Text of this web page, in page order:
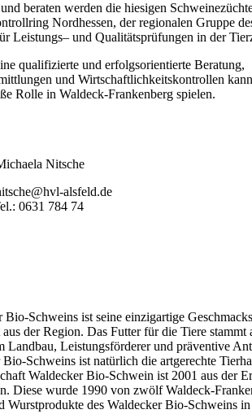
beraten werden die hiesigen
Nordhessen, der regionalen Gruppe
Leistungs– und Qualitätsprüfungen in der
qualifizierte und erfolgsorientierte Beratung,
und Wirtschaftlichkeitskontrollen
Rolle in Waldeck-Frankenberg spielen.
Michaela
alsfeld.de
784 74
Bio-Schweins ist seine einzigartige
der Region. Das Futter für die Tiere stammt
Landbau, Leistungsförderer und präventive
Schweins ist natürlich die artgerechte
Waldecker Bio-Schwein ist 2001 aus der
Diese wurde 1990 von zwölf Waldeck-
Wurstprodukte des Waldecker Bio-Schweins